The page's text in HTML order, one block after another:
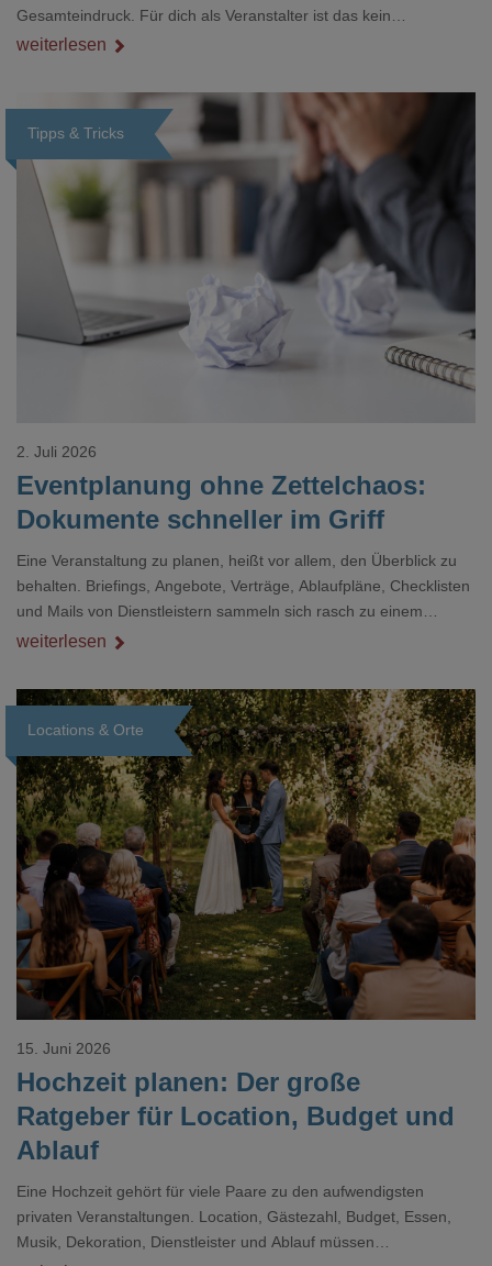
Gesamteindruck. Für dich als Veranstalter ist das kein
Nebenthema: Bei Textilien mit Stickerei oder mehreren
weiterlesen
Tipps & Tricks
Eventplanung ohne Zettelchaos:
Dokumente schneller im Griff
2. Juli 2026
Eine Veranstaltung zu planen, heißt vor allem, den Überblick zu
behalten. Briefings, Angebote, Verträge, Ablaufpläne, Checklisten
und Mails von Dienstleistern sammeln sich rasch zu einem
unübersichtlichen Stapel. Wer schon einmal kurz vor einem Event
Dokument gesucht hat, kennt das mulmige Gefühl.
weiterlesen
Locations & Orte
Hochzeit planen: Der große
Ratgeber für Location, Budget und
Ablauf
15. Juni 2026
Eine Hochzeit gehört für viele Paare zu den aufwendigsten
privaten Veranstaltungen. Location, Gästezahl, Budget, Essen,
Musik, Dekoration, Dienstleister und Ablauf müssen